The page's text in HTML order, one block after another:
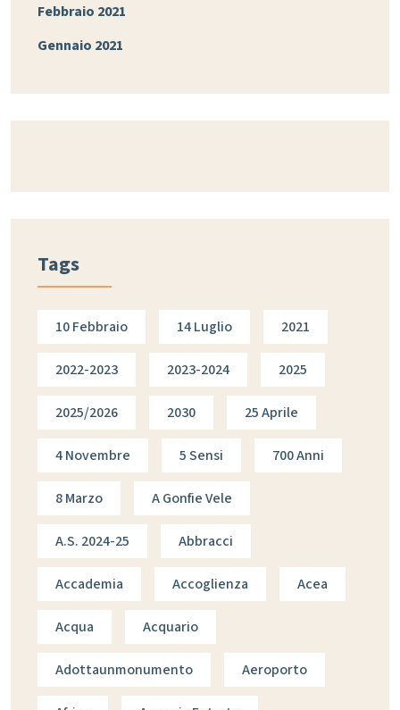
Febbraio 2021
Gennaio 2021
Tags
10 Febbraio 14 Luglio 2021
2022-2023 2023-2024 2025
2025/2026 2030 25 Aprile
4 Novembre 5 Sensi 700 Anni
8 Marzo A Gonfie Vele
A.s. 2024-25 Abbracci
Accademia Accoglienza Acea
Acqua Acquario
Adottaunmonumento Aeroporto